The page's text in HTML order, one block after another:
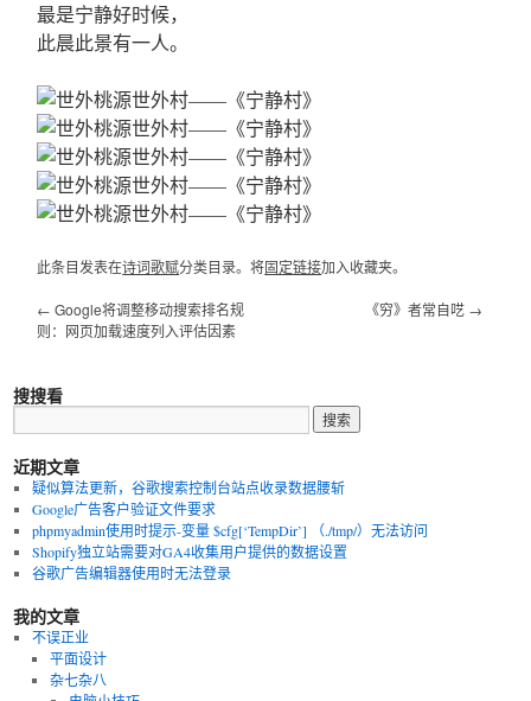
最是宁静好时候，
此晨此景有一人。
此条目发表在诗词歌赋分类目录。将固定链接加入收藏夹。
← Google将调整移动搜索排名规
则：网页加载速度列入评估因素
《穷》者常自呓 →
搜搜看
近期文章
疑似算法更新，谷歌搜索控制台站点收录数据腰斩
Google广告客户验证文件要求
phpmyadmin使用时提示-变量 $cfg[‘TempDir’] （./tmp/）无法访问
Shopify独立站需要对GA4收集用户提供的数据设置
谷歌广告编辑器使用时无法登录
我的文章
不误正业
平面设计
杂七杂八